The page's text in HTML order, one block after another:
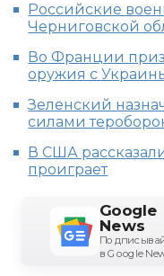
Российские
Черниговской
Во Франции
оружия с
Зеленский
силами
В США
проиграет
Google
News
в Google